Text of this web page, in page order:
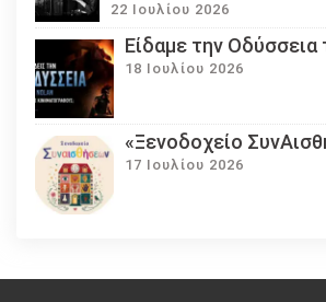
22 Ιουλίου 2026
Eίδαμε την
18 Ιουλίου 2026
«Ξενοδοχείο
17 Ιουλίου 2026